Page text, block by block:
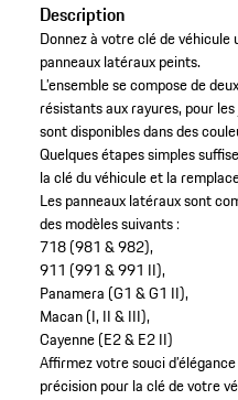
Description
Donnez à votre clé de
panneaux latéraux peints.
L’ensemble se compose de
résistants aux rayures, pour
sont disponibles dans des
Quelques étapes simples
la clé du véhicule et la
Les panneaux latéraux sont
des modèles suivants :
718 (981 & 982),
911 (991 & 991 II),
Panamera (G1 & G1 II),
Macan (I, II & III),
Cayenne (E2 & E2 II)
Affirmez votre souci
précision pour la clé de votre